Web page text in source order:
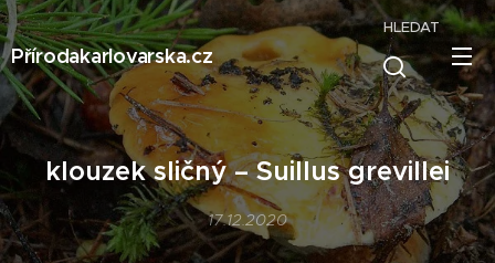
Přírodakarlovarska.cz
HLEDAT
klouzek sličný – Suillus grevillei
17.12.2020